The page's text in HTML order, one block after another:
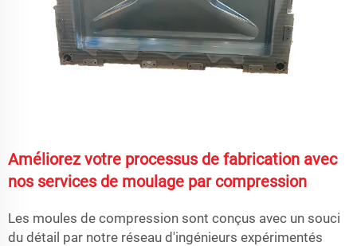
Améliorez votre processus de fabrication avec
nos services de moulage par compression
Les moules de compression sont conçus avec un souci
du détail par notre réseau d'ingénieurs expérimentés